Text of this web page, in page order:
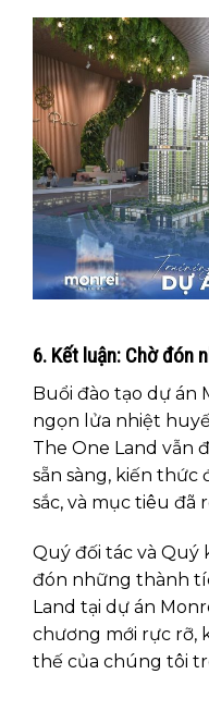
6. Kết luận: Chờ đón
Buổi đào tạo dự án
ngọn lửa nhiệt
The One Land vẫn
sẵn sàng, kiến thức
sắc, và mục tiêu đã
Quý đối tác và Quý
đón những thành
Land tại dự án
chương mới rực rỡ,
thế của chúng tôi